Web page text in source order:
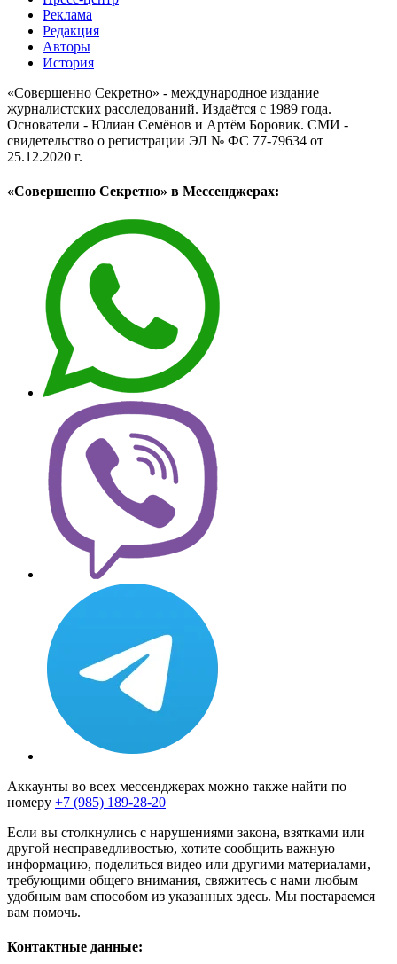
Реклама
Редакция
Авторы
История
«Совершенно Секретно» - международное издание
журналистских расследований. Издаётся с 1989 года.
Основатели - Юлиан Семёнов и Артём Боровик. CМИ -
свидетельство о регистрации ЭЛ № ФС 77-79634 от
25.12.2020 г.
«Совершенно Секретно» в Мессенджерах:
Аккаунты во всех мессенджерах можно также найти по
номеру +7 (985) 189-28-20
Если вы столкнулись с нарушениями закона, взятками или
другой несправедливостью, хотите сообщить важную
информацию, поделиться видео или другими материалами,
требующими общего внимания, свяжитесь с нами любым
удобным вам способом из указанных здесь. Мы постараемся
вам помочь.
Контактные данные: